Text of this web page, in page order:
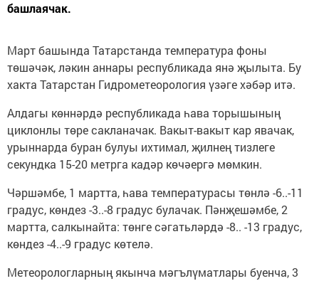
башлаячак.
Март башында Татарстанда температура фоны
төшәчәк, ләкин аннары республикада янә җылыта. Бу
хакта Татарстан Гидрометеорология үзәге хәбәр итә.
Алдагы көннәрдә республикада һава торышының
циклонлы төре сакланачак. Вакыт-вакыт кар явачак,
урыннарда буран булуы ихтимал, җилнең тизлеге
секундка 15-20 метрга кадәр көчәергә мөмкин.
Чәршәмбе, 1 мартта, һава температурасы төнлә -6..-11
градус, көндез -3..-8 градус булачак. Пәнҗешәмбе, 2
мартта, салкынайта: төнге сәгатьләрдә -8.. -13 градус,
көндез -4..-9 градус көтелә.
Метеорологларның якынча мәгълүматлары буенча, 3